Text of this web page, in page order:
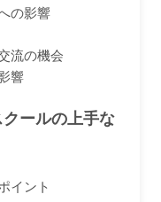
の影響
流の機会
響
ールの上手な
イント